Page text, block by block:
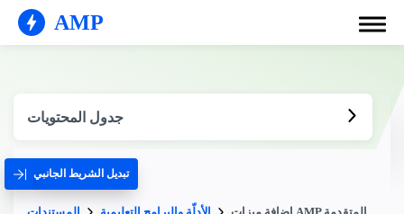
AMP
جدول المحتويات
تبديل الشريط الجانبي